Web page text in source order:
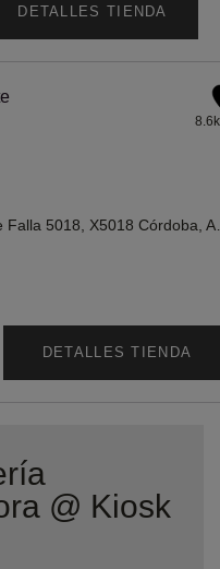
DETALLES TIENDA
DETALLES TIENDA
@ Kiosk